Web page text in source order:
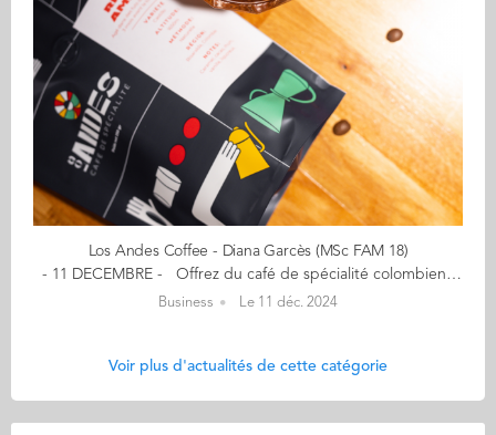
Los Andes Coffee - Diana Garcès (MSc FAM 18)
- 11 DECEMBRE - Offrez du café de spécialité colombien - Nouvelles saveurs et façons de savourer le café - 15% de remise avec le code : NOELAUDENCIA Nouvelles saveurs et façons de savourer le café - Sachets de café colombien en grains ou moulu. - Sachets de cascara fresca : une boisson réalisée à partir de la cerise du café, 100 % naturelle, énergisante et délicieuse. Cafés de spécialité, 100% traçables, sourcés directement en Colombie. "Nous croyons également que le café est un moyen de connecter les gens et de créer des moments inoubliables. C'est pourquoi nous avons ouvert un coffee shop dans le 11e arrondissement de Paris où nous vous accueillons toujours chaleureusement pour vous faire déguster nos cafés et différentes préparations 100% naturelles. Ouvert tous les jours au 3 rue de Crussol, 75011." Mon aventure a débuté… vers la fin de l'année 2020, inspirée par la manière dont les Français parlent du vin et motivée à raconter une autre histoire sur la Colombie. J'ai créé Los Andes avec pour objectif de faire découvrir des cafés surprenants, de renforcer un sentiment d'identité chez les Colombiens et d'approfondir la manière dont on déguste le café. Aujourd'hui, je travaille en étroite collaboration avec des producteurs colombiens, en cherchant toujours à offrir des cafés de qualité supérieure, cultivés avec soin et respect de l'environnement. En savoir plus : Los Andes Coffee Contact : dianagarcespbc@gmail.com (Re)Découvrez votre CALENDRIER DE L'AVENT ici
Business Le 11 déc. 2024
Voir plus d'actualités de cette catégorie